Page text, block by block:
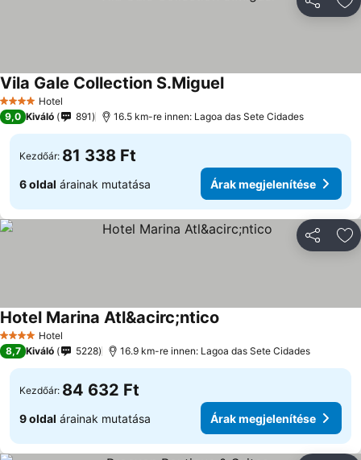
4 KategóriaHotel
Vila Gale Collection S.Miguel
9,0 Kiváló 891 16.5 km-re innen: Lagoa das Sete Cidades
Kezdőár: 81 338 Ft
6 oldal árainak mutatása Árak megjelenítése
4 KategóriaHotel
Hotel Marina Atl&acirc;ntico
8,7 Kiváló 5228 16.9 km-re innen: Lagoa das Sete Cidades
Kezdőár: 84 632 Ft
9 oldal árainak mutatása Árak megjelenítése